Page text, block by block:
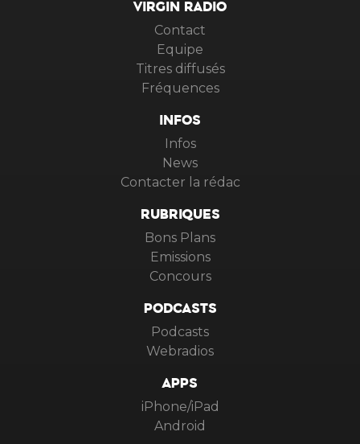
VIRGIN RADIO
Contact
Equipe
Titres diffusés
Fréquences
INFOS
Infos
News
Contacter la rédac
RUBRIQUES
Bons Plans
Emissions
Concours
PODCASTS
Podcasts
Webradios
APPS
iPhone/iPad
Android